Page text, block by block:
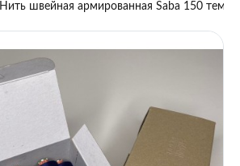
Нить швейная армированная Saba 150